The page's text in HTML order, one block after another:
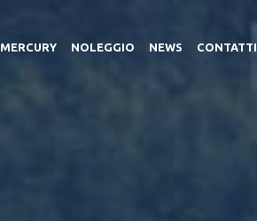
MERCURY NOLEGGIO NEWS CONTATTI